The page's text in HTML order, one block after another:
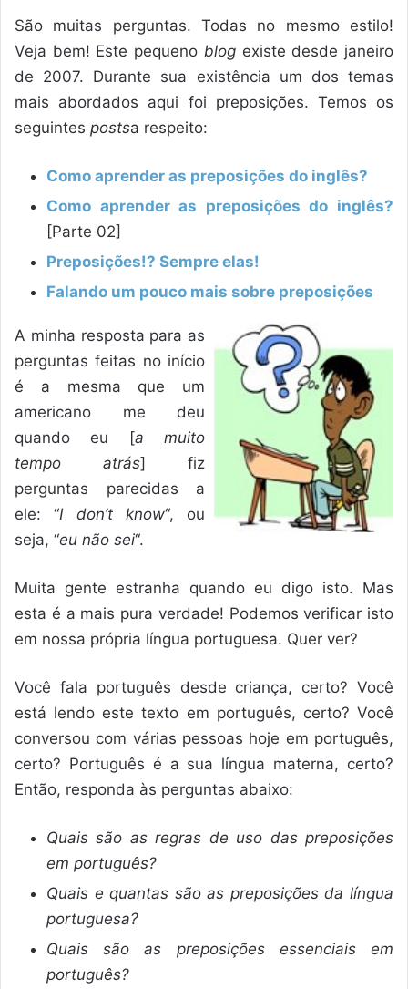
São muitas perguntas. Todas no mesmo estilo!
Veja bem! Este pequeno blog existe desde janeiro
de 2007. Durante sua existência um dos temas
mais abordados aqui foi preposições. Temos os
seguintes postsa respeito:
Como aprender as preposições do inglês?
Como aprender as preposições do inglês?
[Parte 02]
Preposições!? Sempre elas!
Falando um pouco mais sobre preposições
A minha resposta para as
perguntas feitas no início
é a mesma que um
americano me deu
quando eu [a muito
tempo atrás] fiz
perguntas parecidas a
ele: “I don’t know“, ou
seja, “eu não sei“.
Muita gente estranha quando eu digo isto. Mas
esta é a mais pura verdade! Podemos verificar isto
em nossa própria língua portuguesa. Quer ver?
Você fala português desde criança, certo? Você
está lendo este texto em português, certo? Você
conversou com várias pessoas hoje em português,
certo? Português é a sua língua materna, certo?
Então, responda às perguntas abaixo:
Quais são as regras de uso das preposições
em português?
Quais e quantas são as preposições da língua
portuguesa?
Quais são as preposições essenciais em
português?